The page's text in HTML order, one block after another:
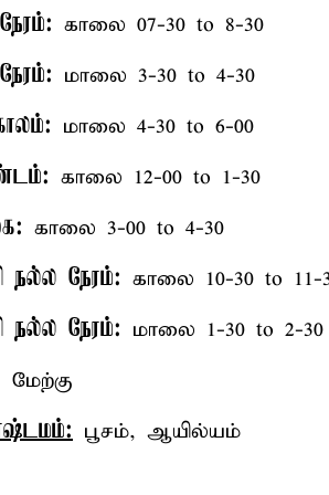
காலை 07-30 to 8-30
மாலை 3-30 to 4-30
மாலை 4-30 to 6-00
காலை 12-00 to 1-30
காலை 3-00 to 4-30
நல்ல நேரம்: காலை 10-30 to 11-
நல்ல நேரம்: மாலை 1-30 to 2-30
மேற்கு
பூசம், ஆயில்யம்